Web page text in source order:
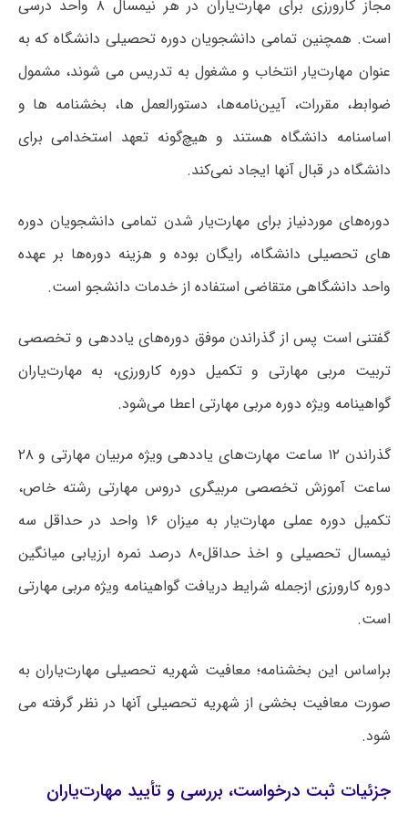
مجاز کارورزی برای مهارت‌یاران در هر نیمسال ۸ واحد درسی
است. همچنین تمامی دانشجویان دوره تحصیلی دانشگاه که به
عنوان مهارت‌یار انتخاب و مشغول به تدریس می شوند، مشمول
ضوابط، مقررات، آیین‌نامه‌ها، دستورالعمل ها، بخشنامه ها و
اساسنامه دانشگاه هستند و هیچ‌گونه تعهد استخدامی برای
دانشگاه در قبال آنها ایجاد نمی‌کند.
دوره‌های موردنیاز برای مهارت‌یار شدن تمامی دانشجویان دوره
های تحصیلی دانشگاه، رایگان بوده و هزینه دوره‌ها بر عهده
واحد دانشگاهی متقاضی استفاده از خدمات دانشجو است.
گفتنی است پس از گذراندن موفق دوره‌های یاددهی و تخصصی
تربیت مربی مهارتی و تکمیل دوره کارورزی، به مهارت‌یاران
گواهینامه ویژه دوره مربی مهارتی اعطا می‌شود.
گذراندن ۱۲ ساعت مهارت‌های یاددهی ویژه مربیان مهارتی و ۲۸
ساعت آموزش تخصصی مربیگری دروس مهارتی رشته خاص،
تکمیل دوره عملی مهارت‌یار به میزان ۱۶ واحد در حداقل سه
نیمسال تحصیلی و اخذ حداقل۸۰ درصد نمره ارزیابی میانگین
دوره کارورزی ازجمله شرایط دریافت گواهینامه ویژه مربی مهارتی
است.
براساس این بخشنامه؛ معافیت شهریه تحصیلی مهارت‌یاران به
صورت معافیت بخشی از شهریه تحصیلی آنها در نظر گرفته می
شود.
جزئیات ثبت درخواست، بررسی و تأیید مهارت‌یاران